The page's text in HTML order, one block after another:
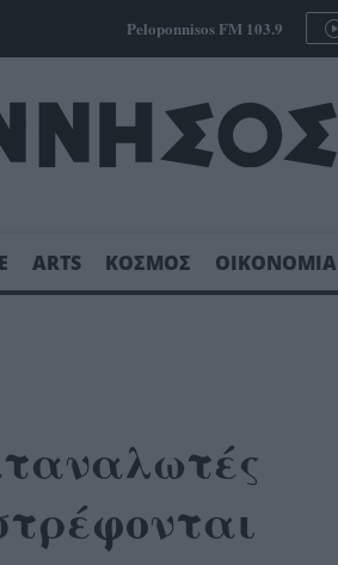
Peloponnisos FM 103.9
ARTS ΚΟΣΜΟΣ ΟΙΚΟΝΟΜΙΑ